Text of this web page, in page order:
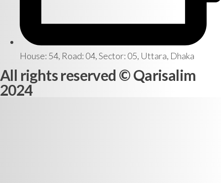
House: 54, Road: 04, Sector: 05, Uttara, Dhaka
All rights reserved © Qarisalim
2024